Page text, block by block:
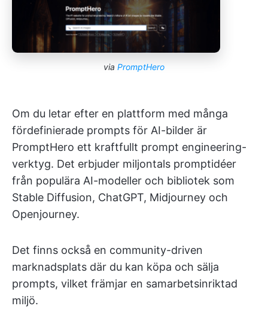
via PromptHero
Om du letar efter en plattform med många
fördefinierade prompts för AI-bilder är
PromptHero ett kraftfullt prompt engineering-
verktyg. Det erbjuder miljontals promptidéer
från populära AI-modeller och bibliotek som
Stable Diffusion, ChatGPT, Midjourney och
Openjourney.
Det finns också en community-driven
marknadsplats där du kan köpa och sälja
prompts, vilket främjar en samarbetsinriktad
miljö.